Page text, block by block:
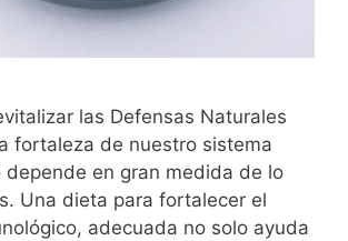
las Defensas Naturales
fortaleza de nuestro sistema
depende en gran medida de lo
Una dieta para fortalecer el
adecuada no solo ayuda